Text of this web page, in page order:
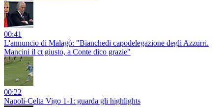
00:41
L'annuncio di Malagò: "Bianchedi capodelegazione degli Azzurri.
Mancini il ct giusto, a Conte dico grazie"
00:22
Napoli-Celta Vigo 1-1: guarda gli highlights